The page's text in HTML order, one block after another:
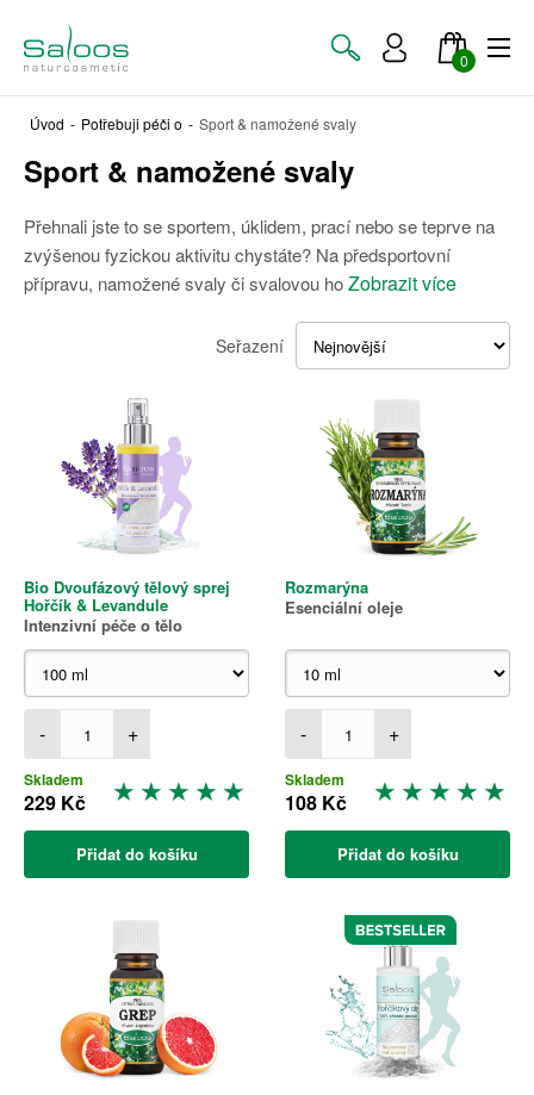
0
Úvod - Potřebuji péči o - Sport & namožené svaly
Sport & namožené svaly
Přehnali jste to se sportem, úklidem, prací nebo se teprve na
zvýšenou fyzickou aktivitu chystáte? Na předsportovní
přípravu, namožené svaly či svalovou hoZobrazit více
Seřazení
Bio Dvoufázový tělový sprej
Hořčík & Levandule
Intenzivní péče o tělo
- +
Skladem
229 Kč
Přidat do košíku
Rozmarýna
Esenciální oleje
- +
Skladem
108 Kč
Přidat do košíku